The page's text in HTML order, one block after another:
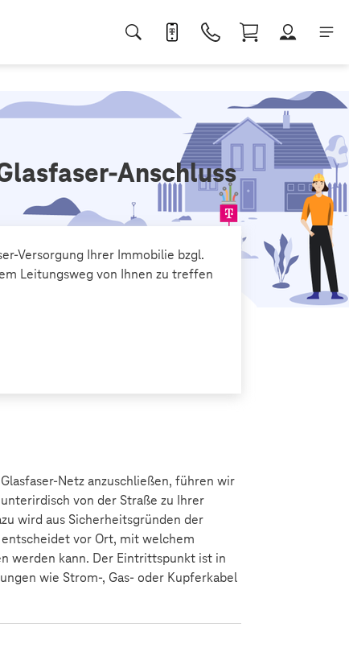
Anschluss
Versorgung Ihrer Immobilie bzgl.
Leitungsweg von Ihnen zu treffen
Netz anzuschließen, führen wir
von der Straße zu Ihrer
wird aus Sicherheitsgründen der
vor Ort, mit welchem
werden kann. Der Eintrittspunkt ist in
wie Strom-, Gas- oder Kupferkabel